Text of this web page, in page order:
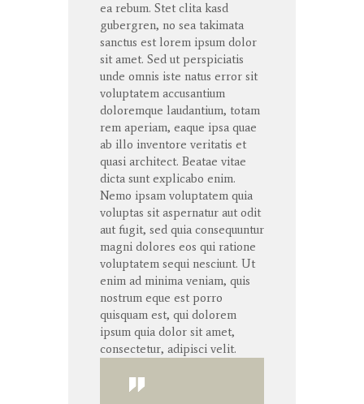
ea rebum. Stet clita kasd
gubergren, no sea takimata
sanctus est lorem ipsum dolor
sit amet. Sed ut perspiciatis
unde omnis iste natus error sit
voluptatem accusantium
doloremque laudantium, totam
rem aperiam, eaque ipsa quae
ab illo inventore veritatis et
quasi architect. Beatae vitae
dicta sunt explicabo enim.
Nemo ipsam voluptatem quia
voluptas sit aspernatur aut odit
aut fugit, sed quia consequuntur
magni dolores eos qui ratione
voluptatem sequi nesciunt. Ut
enim ad minima veniam, quis
nostrum eque est porro
quisquam est, qui dolorem
ipsum quia dolor sit amet,
consectetur, adipisci velit.